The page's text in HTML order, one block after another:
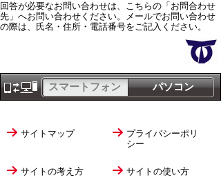
回答が必要なお問い合わせは、こちらの「お問合わせ
先」へお問い合わせください。メールでお問い合わせ
の際は、氏名・住所・電話番号をご記入ください。
パソコン
スマートフォン
サイトマップ
プライバシーポリ
シー
サイトの考え方 サイトの使い方